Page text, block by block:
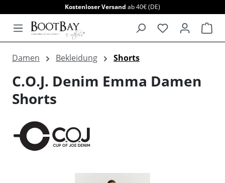
Kostenloser Versand ab 40€ (DE)
Damen Bekleidung Shorts
C.O.J. Denim Emma Damen
Shorts